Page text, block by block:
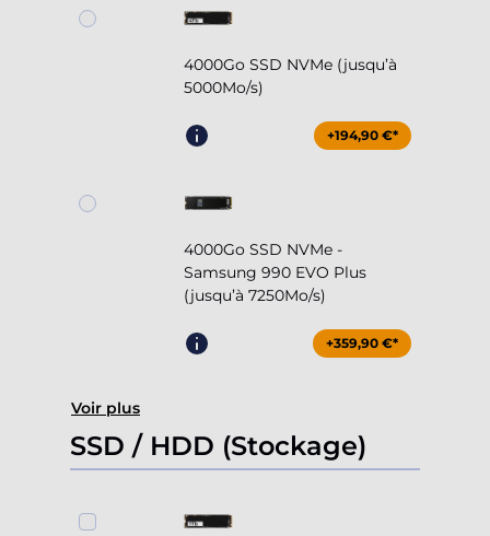
4000Go SSD NVMe (jusqu’à
5000Mo/s)
+194,90 €*
4000Go SSD NVMe -
Samsung 990 EVO Plus
(jusqu’à 7250Mo/s)
+359,90 €*
Voir plus
SSD / HDD (Stockage)